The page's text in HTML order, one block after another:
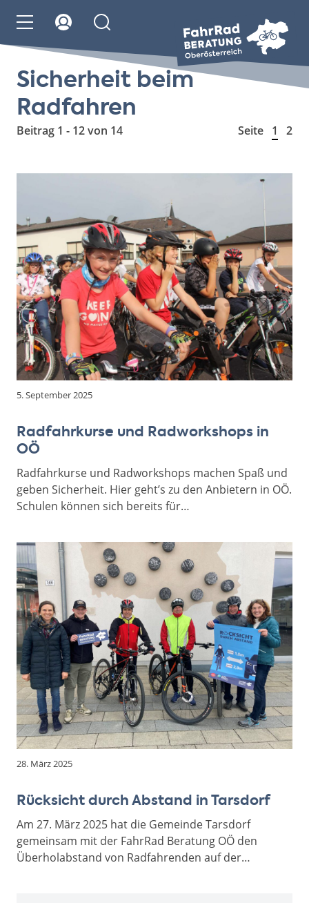
Sicherheit beim
Radfahren
Beitrag 1 - 12 von 14 Seite 1 2
5. September 2025
Radfahrkurse und Radworkshops in
OÖ
Radfahrkurse und Radworkshops machen Spaß und
geben Sicherheit. Hier geht’s zu den Anbietern in OÖ.
Schulen können sich bereits für…
28. März 2025
Rücksicht durch Abstand in Tarsdorf
Am 27. März 2025 hat die Gemeinde Tarsdorf
gemeinsam mit der FahrRad Beratung OÖ den
Überholabstand von Radfahrenden auf der…